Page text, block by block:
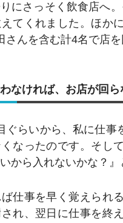
にさっそく飲食店へ
てくれました。ほか
さんを含む計4名で店
なければ、お店が回ら
ぐらいから、私に仕
なったのです。そし
から入れないかな？』
仕事を早く覚えられ
れ、翌日に仕事を終